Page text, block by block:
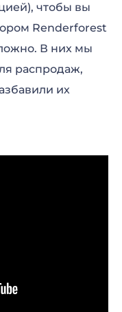
чтобы вы
Renderforest
В них мы
распродаж,
их